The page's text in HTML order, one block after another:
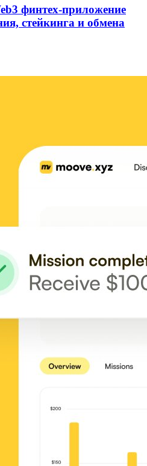
финтех-приложение
стейкинга и обмена